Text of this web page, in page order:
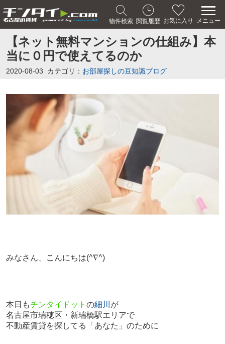
物件検索 閲覧履歴 お気に入り メニュー
【ネット無料マンションの仕組み】本
当に０円で使えてるのか
2020-08-03 カテゴリ： お部屋探しの豆知識ブログ
みなさん、こんにちは(^∇^)
本日もチンタイドット の細川 が
名古屋市瑞穂区・新瑞橋駅エリアで
不動産賃貸を探してる「あなた」のために